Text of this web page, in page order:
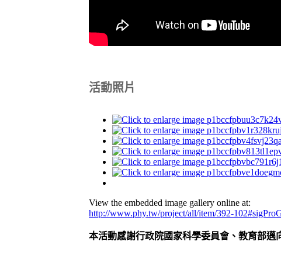
活動照片
View the embedded image gallery online at:
http://www.phy.tw/project/all/item/392-
本活動感謝行政院國家科學委員會、教育部